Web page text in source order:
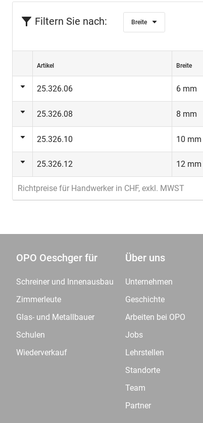
Filtern Sie nach: Breite
Artikel Breite
25.326.06 6 mm
25.326.08 8 mm
25.326.10 10 mm
25.326.12 12 mm
Richtpreise für Handwerker in CHF, exkl. MWST
OPO Oeschger für
Schreiner und Innenausbau
Zimmerleute
Glas- und Metallbauer
Schulen
Wiederverkauf
Über uns
Unternehmen
Geschichte
Arbeiten bei OPO
Jobs
Lehrstellen
Standorte
Team
Partner